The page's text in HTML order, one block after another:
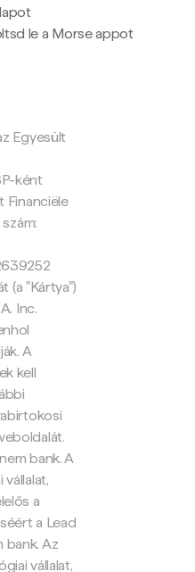
le a Morse appot
Egyesült
ként
Financiële
(a "Kártya")
Inc.
A
kell
bank. A
a
a Lead
bank. Az
vállalat,